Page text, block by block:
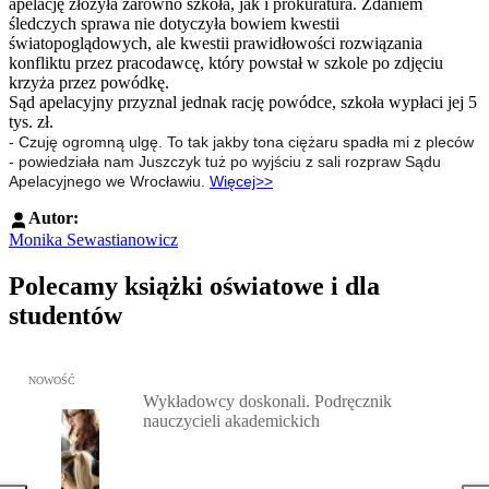
apelację złożyła zarówno szkoła, jak i prokuratura. Zdaniem
śledczych sprawa nie dotyczyła bowiem kwestii
światopoglądowych, ale kwestii prawidłowości rozwiązania
konfliktu przez pracodawcę, który powstał w szkole po zdjęciu
krzyża przez powódkę.
Sąd apelacyjny przyznal jednak rację powódce, szkoła wypłaci jej 5
tys. zł.
- Czuję ogromną ulgę. To tak jakby tona ciężaru spadła mi z pleców
- powiedziała nam Juszczyk tuż po wyjściu z sali rozpraw Sądu
Apelacyjnego we Wrocławiu. Więcej>>
Autor:
Monika Sewastianowicz
Polecamy książki oświatowe i dla
studentów
Przejdź do: Wykładowcy doskonali. Podręcznik nauczycieli
NOWOŚĆ
Wykładowcy doskonali. Podręcznik
nauczycieli akademickich